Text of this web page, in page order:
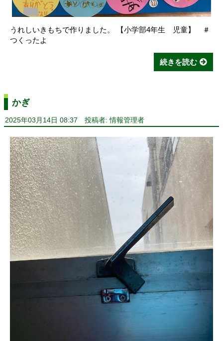
うれしいきもちで作りました。 【小学部4年生 児童】 ＃
つくったよ
続きを読む
かぎ
2025年03月14日 08:37 投稿者: 情報管理者